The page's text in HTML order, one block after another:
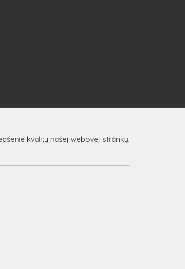
kvality našej webovej stránky.